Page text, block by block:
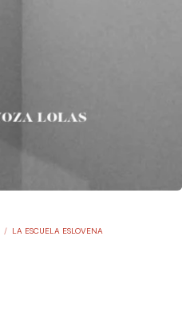
/ LA ESCUELA ESLOVENA